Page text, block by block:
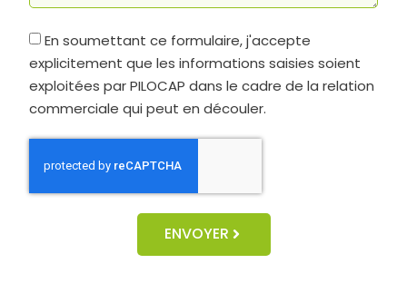
En soumettant ce formulaire, j'accepte
explicitement que les informations saisies soient
exploitées par PILOCAP dans le cadre de la relation
commerciale qui peut en découler.
ENVOYER